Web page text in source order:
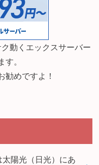
動くエックスサーバー
す。
勧めですよ！
陽光（日光）にあ